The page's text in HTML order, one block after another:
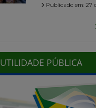
Publicado em: 27
UTILIDADE PÚBLICA